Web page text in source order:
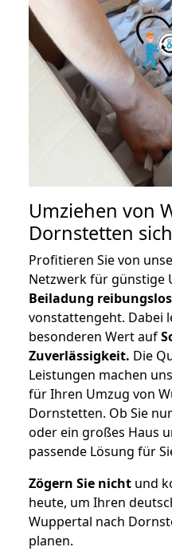
Umziehen von
Dornstetten
Profitieren Sie von
Netzwerk für günstige
Beiladung
vonstattengeht. Dabei
besonderen Wert auf
Zuverlässigkeit. Die
Leistungen machen
für Ihren Umzug von
Dornstetten. Ob Sie
oder ein großes Haus
passende Lösung für
Zögern Sie nicht und
heute, um Ihren
Wuppertal nach
planen.